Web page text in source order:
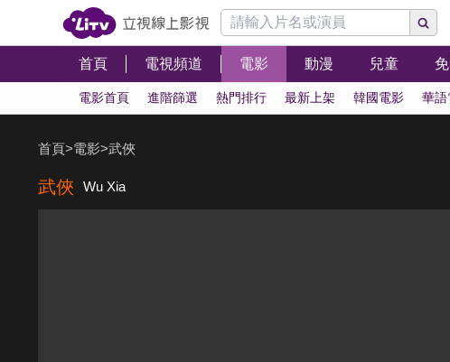
首頁 電視頻道 電影 動漫 兒童
電影首頁 進階篩選 熱門排行 最新上架 韓國電影 華語
首頁>電影>武俠
武俠 Wu Xia